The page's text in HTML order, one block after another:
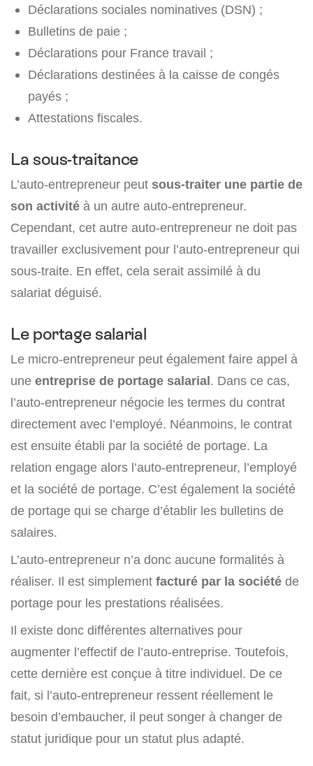
Déclarations sociales nominatives (DSN) ;
Bulletins de paie ;
Déclarations pour France travail ;
Déclarations destinées à la caisse de congés
payés ;
Attestations fiscales.
La sous-traitance
L’auto-entrepreneur peut sous-traiter une partie de
son activité à un autre auto-entrepreneur.
Cependant, cet autre auto-entrepreneur ne doit pas
travailler exclusivement pour l’auto-entrepreneur qui
sous-traite. En effet, cela serait assimilé à du
salariat déguisé.
Le portage salarial
Le micro-entrepreneur peut également faire appel à
une entreprise de portage salarial. Dans ce cas,
l’auto-entrepreneur négocie les termes du contrat
directement avec l’employé. Néanmoins, le contrat
est ensuite établi par la société de portage. La
relation engage alors l’auto-entrepreneur, l’employé
et la société de portage. C’est également la société
de portage qui se charge d’établir les bulletins de
salaires.
L’auto-entrepreneur n’a donc aucune formalités à
réaliser. Il est simplement facturé par la société de
portage pour les prestations réalisées.
Il existe donc différentes alternatives pour
augmenter l’effectif de l’auto-entreprise. Toutefois,
cette dernière est conçue à titre individuel. De ce
fait, si l’auto-entrepreneur ressent réellement le
besoin d’embaucher, il peut songer à changer de
statut juridique pour un statut plus adapté.